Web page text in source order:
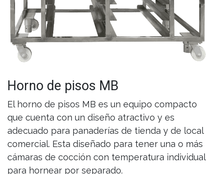
Horno de pisos MB
El horno de pisos MB es un equipo compacto
que cuenta con un diseño atractivo y es
adecuado para panaderías de tienda y de local
comercial. Esta diseñado para tener una o más
cámaras de cocción con temperatura individual
para hornear por separado.